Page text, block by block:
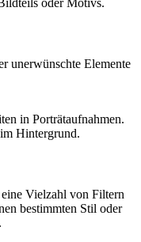
unerwünschte Elemente
in Porträtaufnahmen.
Hintergrund.
Vielzahl von Filtern
bestimmten Stil oder